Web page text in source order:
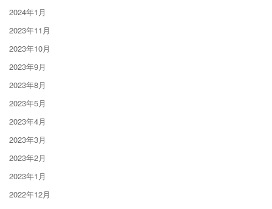
2024年1月
2023年11月
2023年10月
2023年9月
2023年8月
2023年5月
2023年4月
2023年3月
2023年2月
2023年1月
2022年12月